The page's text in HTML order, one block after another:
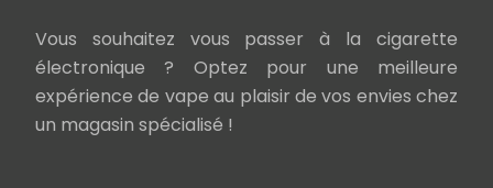
Vous souhaitez vous passer à la cigarette
électronique ? Optez pour une meilleure
expérience de vape au plaisir de vos envies chez
un magasin spécialisé !